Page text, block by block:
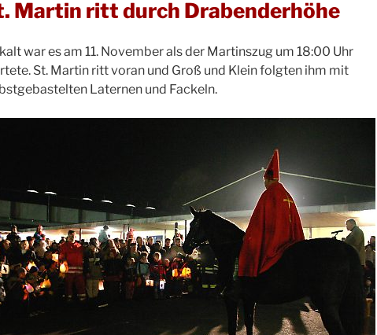
Martin ritt durch Drabenderhöhe
war es am 11. November als der Martinszug um 18:00 Uhr
St. Martin ritt voran und Groß und Klein folgten ihm mit
Laternen und Fackeln.